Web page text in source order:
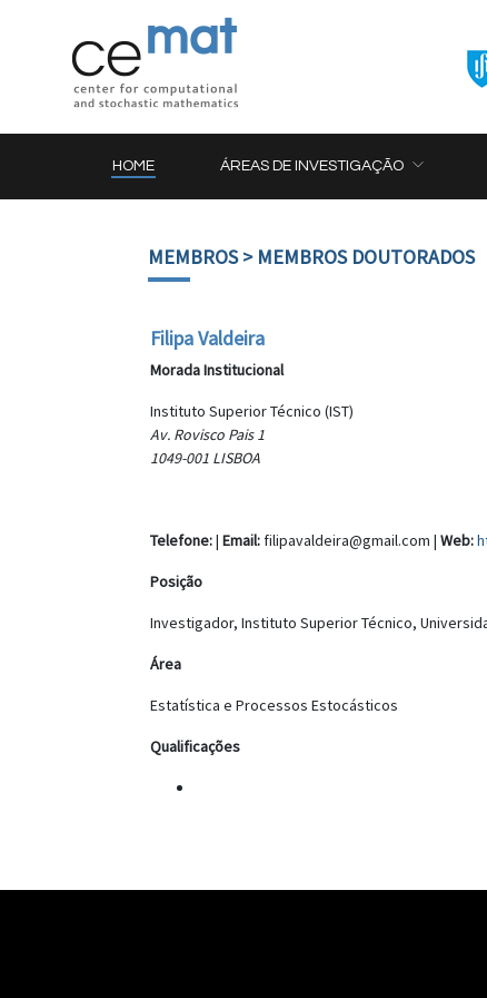
HOME ÁREAS DE INVESTIGAÇÃO
MEMBROS> MEMBROS DOUTORADOS
Filipa Valdeira
Morada Institucional
Instituto Superior Técnico (IST)
Av. Rovisco Pais 1
1049-001 LISBOA
Telefone:| Email: filipavaldeira@gmail.com | Web:
Posição
Investigador, Instituto Superior Técnico,
Área
Estatística e Processos Estocásticos
Qualificações